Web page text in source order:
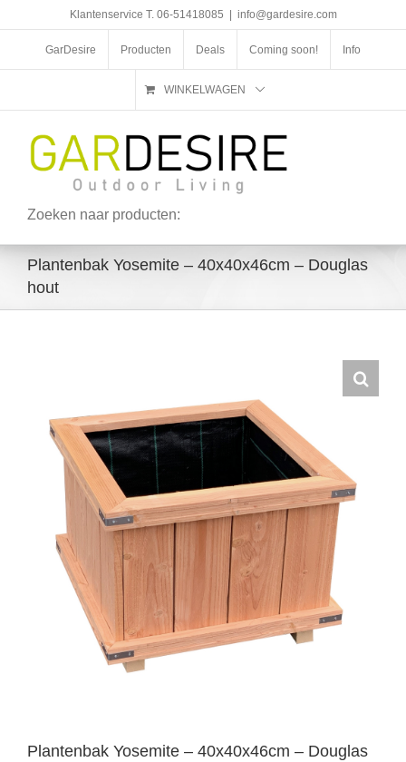
Klantenservice T. 06-51418085 info@gardesire.com
GarDesire Producten Deals Coming soon! Info
WINKELWAGEN
Zoeken naar producten:
Plantenbak Yosemite – 40x40x46cm – Douglas
hout
Plantenbak Yosemite – 40x40x46cm – Douglas